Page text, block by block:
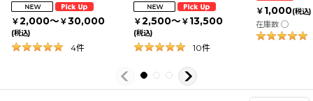
￥2,000～￥30,000
(税込)
4件
￥2,500～￥ 13,500
(税込)
10件
￥ 1,000(税込)
在庫数 ◯